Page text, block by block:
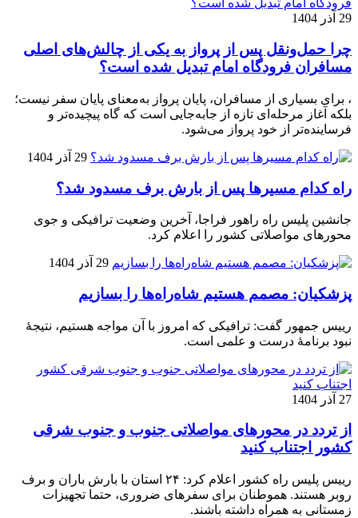
29 آذر 1404
چرا حمل‌ونقل پس از پرواز به یکی از چالش‌های اصلی
مسافران فرودگاه امام تبدیل شده است؟
، برای بسیاری از مسافران، پایان پرواز به‌معنای پایان سفر نیست؛
بلکه آغاز مرحله‌ای تازه از جابه‌جایی است که گاه پیچیده‌تر و
فرساینده‌تر از خود پرواز می‌شود.
29 آذر 1404
راه کدام مسیرها پس از بارش برف مسدود شد؟
جانشین پلیس راه راهور فراجا، آخرین وضعیت ترافیکی و جوی
محورهای مواصلاتی کشور را اعلام کرد.
29 آذر 1404
پزشکیان: مصمم هستیم شاه‌راه‌ها را بسازیم
رییس جمهور گفت: ترافیکی که امروز با آن مواجه هستیم، نتیجۀ
نبود برنامۀ درست و علمی است.
27 آذر 1404
از تردد در محورهای مواصلاتی جنوب و جنوب شرقی
کشور اجتناب کنید
رییس پلیس راه کشور اعلام کرد: ۲۴ استان با بارش باران و برف
روبر هستند. هموطنان برای سفرهای ضروری، حتما تجهیزات
زمستانی به همراه داشته باشند.